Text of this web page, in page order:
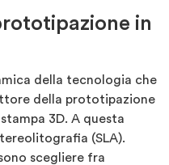
in
della tecnologia che
della prototipazione
3D. A questa
(SLA).
scegliere fra